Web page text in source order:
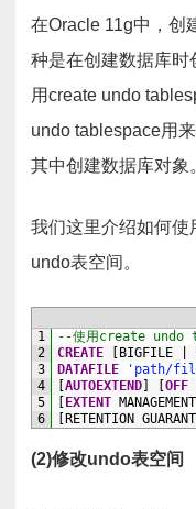
在Oracle 11g中，创
种是在创建数据库时
用create undo
undo tablespace用
其中创建数据库对象
我们这里介绍如何使
undo表空间。
1
2
3
4
5
6
--使用create undo
CREATE
[BIGFILE
DATAFILE
'path/
AUTOEXTEND OFF
EXTENT MANAGEMENT
[RETENTION
(2)修改undo表空间